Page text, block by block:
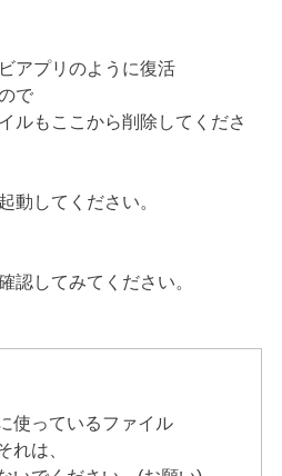
アプリのように復活
で
ルもここから削除してくださ
動してください。
認してみてください。
使っているファイル
れは、